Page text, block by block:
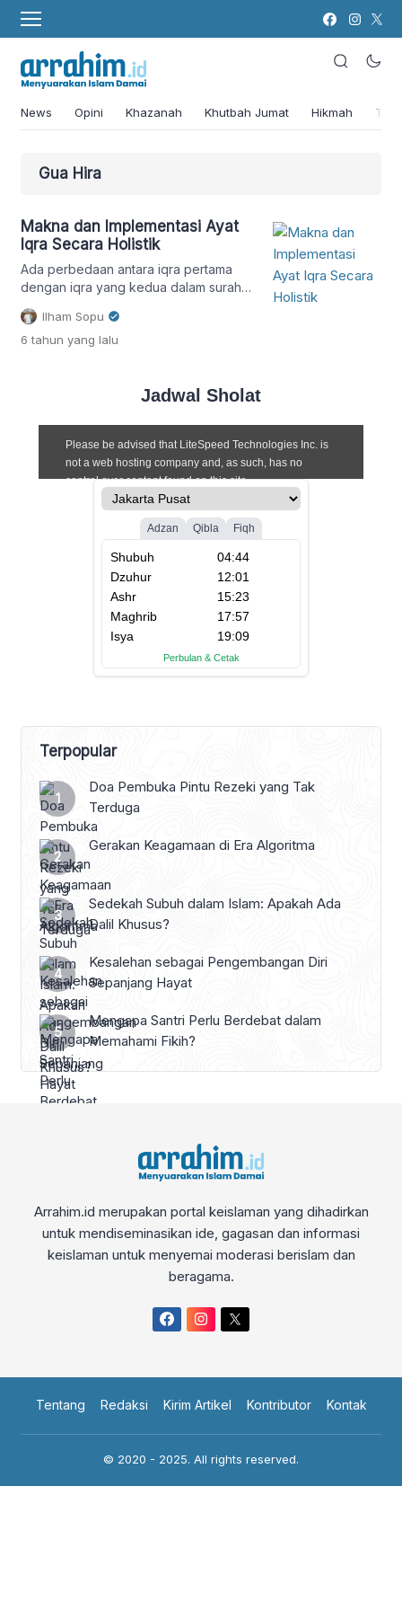
News Opini Khazanah Khutbah Jumat Hikmah
Gua Hira
Makna dan Implementasi Ayat
Iqra Secara Holistik
Ada perbedaan antara iqra pertama
dengan iqra yang kedua dalam surah
al-Alaq, berikut ulasannya.
Ilham Sopu
6 tahun yang lalu
Jadwal Sholat
Terpopular
Doa Pembuka Pintu Rezeki yang Tak
Terduga
Gerakan Keagamaan di Era Algoritma
Sedekah Subuh dalam Islam: Apakah Ada
Dalil Khusus?
Kesalehan sebagai Pengembangan Diri
Sepanjang Hayat
Mengapa Santri Perlu Berdebat dalam
Memahami Fikih?
Arrahim.id merupakan portal keislaman yang dihadirkan
untuk mendiseminasikan ide, gagasan dan informasi
keislaman untuk menyemai moderasi berislam dan
beragama.
Tentang Redaksi Kirim Artikel Kontributor Kontak
© 2020 - 2025. All rights reserved.